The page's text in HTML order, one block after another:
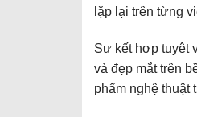
lặp lại trên từng
Sự kết hợp tuyệt
và đẹp mắt trên
phẩm nghệ thuật